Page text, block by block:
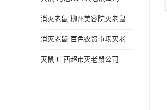
消灭老鼠 柳州美容院灭老鼠费用
消灭老鼠 百色农贸市场灭老鼠公司
灭鼠 广西超市灭老鼠公司